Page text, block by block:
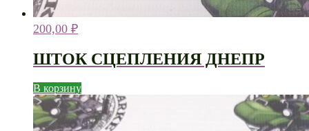
200,00 ₽
ШТОК СЦЕПЛЕНИЯ ДНЕПР
В корзину